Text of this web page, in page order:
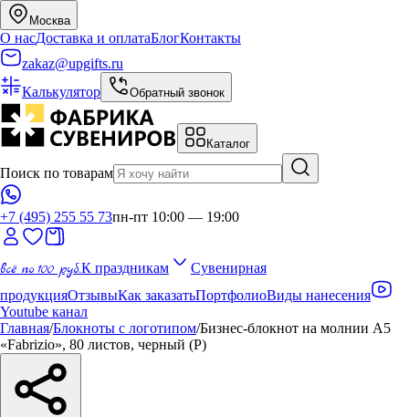
Москва
О насДоставка и оплатаБлогКонтакты
zakaz@upgifts.ru
Калькулятор
Обратный звонок
Каталог
Поиск по товарам
+7 (495) 255 55 73пн-пт 10:00 — 19:00
всё по 100 руб.К праздникам
Сувенирная
продукцияОтзывыКак заказатьПортфолиоВиды нанесения
Youtube канал
Главная/Блокноты с логотипом/Бизнес-блокнот на молнии А5
«Fabrizio», 80 листов, черный (Р)